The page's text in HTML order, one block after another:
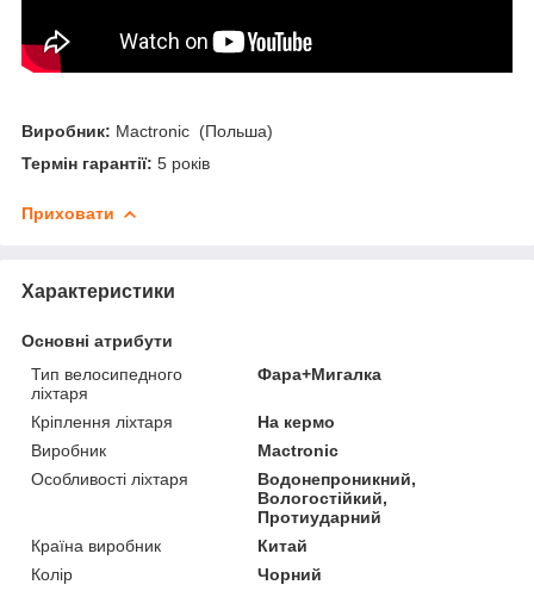
Виробник: Mactronic (Польша)
Термін гарантії: 5 років
Приховати
Характеристики
Основні атрибути
Тип велосипедного
ліхтаря
Фара+Мигалка
Кріплення ліхтаря
На кермо
Виробник
Mactronic
Особливості ліхтаря
Водонепроникний,
Вологостійкий,
Протиударний
Країна виробник
Китай
Колір
Чорний